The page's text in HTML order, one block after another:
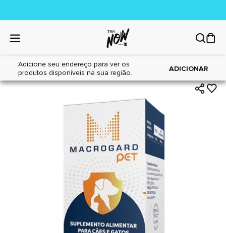
Adicione seu endereço para ver os
produtos disponíveis na sua região.
ADICIONAR
Home|Cães|Farmácia